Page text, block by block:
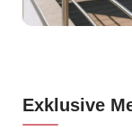
Exklusive